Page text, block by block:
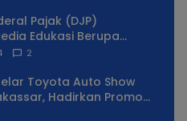
Pajak (DJP)
Edukasi Berupa
2
Toyota Auto Show
Hadirkan Promo